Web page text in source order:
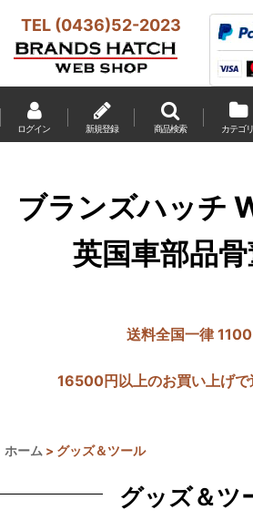
TEL (0436)52-2023
ログイン 新規登録 商品検索 カテゴリ
ブランズハッチ
英国車部品
送料全国一律 1100
16500円以上のお買い上げで
ホーム > グッズ＆ツール
グッズ＆ツ